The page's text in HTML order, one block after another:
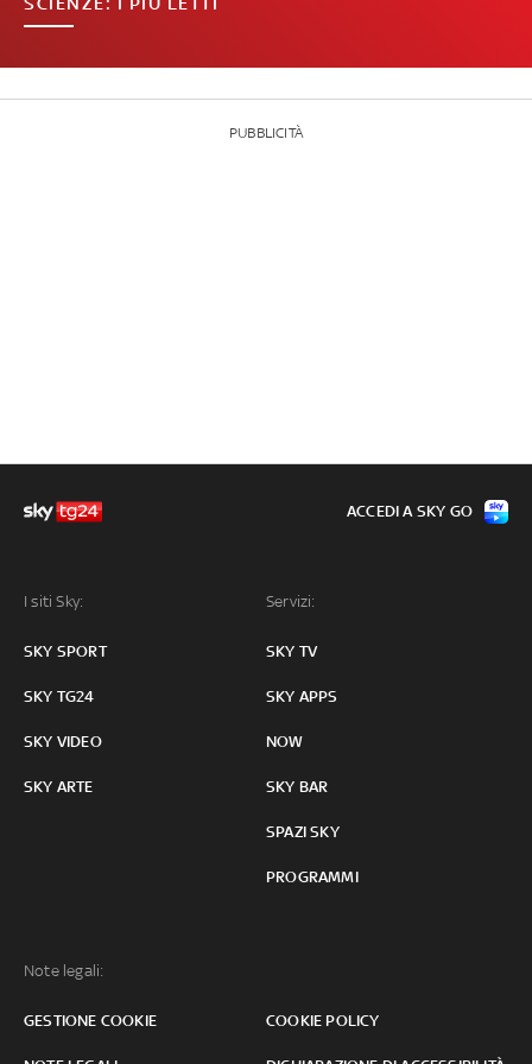
PUBBLICITÀ
I siti Sky:
SKY SPORT
SKY TG24
SKY VIDEO
SKY ARTE
Servizi:
SKY TV
SKY APPS
NOW
SKY BAR
SPAZI SKY
PROGRAMMI
Note legali:
GESTIONE COOKIE COOKIE POLICY
ACCEDI A SKY GO